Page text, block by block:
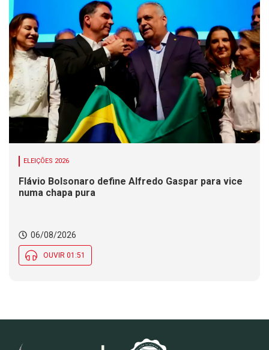
ELEIÇÕES 2026
Flávio Bolsonaro define Alfredo Gaspar para vice
numa chapa pura
06/08/2026
OUVIR 01:51